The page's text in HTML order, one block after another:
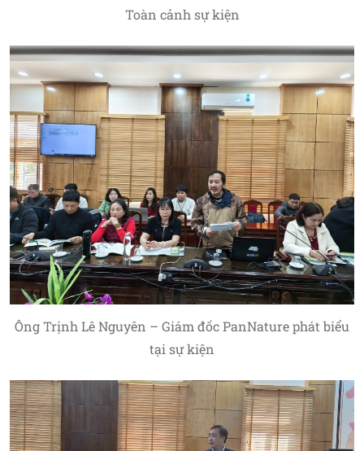
Toàn cảnh sự kiện
Ông Trịnh Lê Nguyên – Giám đốc PanNature phát biểu
tại sự kiện